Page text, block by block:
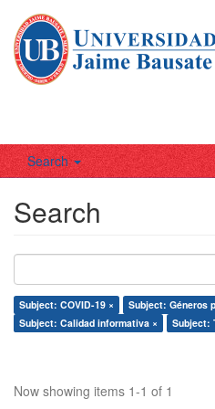
Search
Search
Subject: COVID-19 ×
Subject: Géneros
Subject: Calidad informativa ×
Subject:
Now showing items 1-1 of 1